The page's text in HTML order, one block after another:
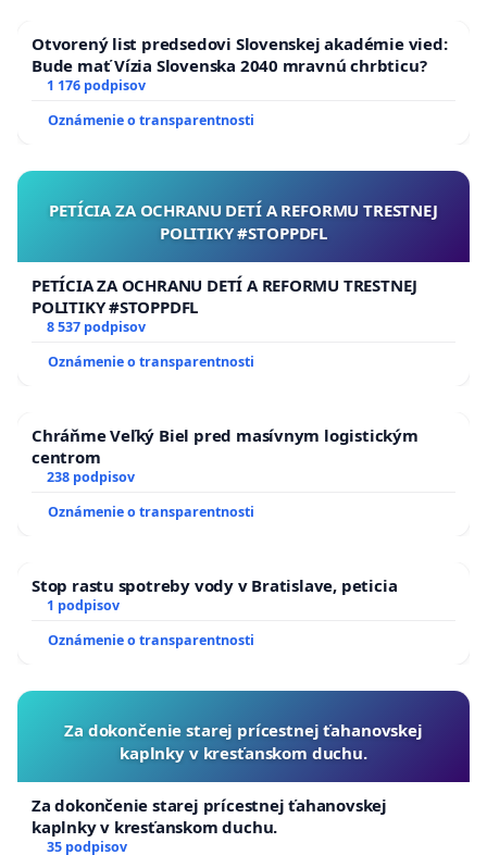
Otvorený list predsedovi Slovenskej akadémie vied:
Bude mať Vízia Slovenska 2040 mravnú chrbticu?
1 176 podpisov
Oznámenie o transparentnosti
PETÍCIA ZA OCHRANU DETÍ A REFORMU TRESTNEJ
POLITIKY #STOPPDFL
PETÍCIA ZA OCHRANU DETÍ A REFORMU TRESTNEJ
POLITIKY #STOPPDFL
8 537 podpisov
Oznámenie o transparentnosti
Chráňme Veľký Biel pred masívnym logistickým
centrom
238 podpisov
Oznámenie o transparentnosti
Stop rastu spotreby vody v Bratislave, peticia
1 podpisov
Oznámenie o transparentnosti
Za dokončenie starej prícestnej ťahanovskej
kaplnky v kresťanskom duchu.
Za dokončenie starej prícestnej ťahanovskej
kaplnky v kresťanskom duchu.
35 podpisov